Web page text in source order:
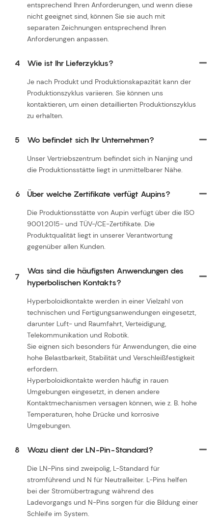
entsprechend Ihren Anforderungen, und wenn diese
nicht geeignet sind, können Sie sie auch mit
separaten Zeichnungen entsprechend Ihren
Anforderungen anpassen.
4 Wie ist Ihr Lieferzyklus?
Je nach Produkt und Produktionskapazität kann der
Produktionszyklus variieren. Sie können uns
kontaktieren, um einen detaillierten Produktionszyklus
zu erhalten.
5 Wo befindet sich Ihr Unternehmen?
Unser Vertriebszentrum befindet sich in Nanjing und
die Produktionsstätte liegt in unmittelbarer Nähe.
6 Über welche Zertifikate verfügt Aupins?
Die Produktionsstätte von Aupin verfügt über die ISO
9001:2015- und TÜV-/CE-Zertifikate. Die
Produktqualität liegt in unserer Verantwortung
gegenüber allen Kunden.
7
Was sind die häufigsten Anwendungen des
hyperbolischen Kontakts?
Hyperboloidkontakte werden in einer Vielzahl von
technischen und Fertigungsanwendungen eingesetzt,
darunter Luft- und Raumfahrt, Verteidigung,
Telekommunikation und Robotik.
Sie eignen sich besonders für Anwendungen, die eine
hohe Belastbarkeit, Stabilität und Verschleißfestigkeit
erfordern.
Hyperboloidkontakte werden häufig in rauen
Umgebungen eingesetzt, in denen andere
Kontaktmechanismen versagen können, wie z. B. hohe
Temperaturen, hohe Drücke und korrosive
Umgebungen.
8 Wozu dient der LN-Pin-Standard?
Die LN-Pins sind zweipolig, L-Standard für
stromführend und N für Neutralleiter. L-Pins helfen
bei der Stromübertragung während des
Ladevorgangs und N-Pins sorgen für die Bildung einer
Schleife im System.